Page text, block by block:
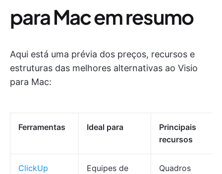
para Mac em resumo
Aqui está uma prévia dos preços, recursos e
estruturas das melhores alternativas ao Visio
para Mac:
Ferramentas Ideal para
Principais
recursos
ClickUp
Equipes de
Quadros